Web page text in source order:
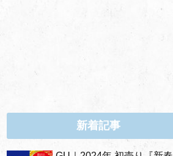
新着記事